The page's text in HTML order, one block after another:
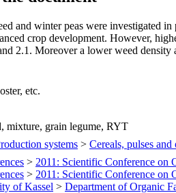
and winter peas were investigated
crop development. However,
2.1. Moreover a lower weed density
etc.
mixture, grain legume, RYT
systems > Cereals, pulses and
> 2011: Scientific Conference on
> 2011: Scientific Conference on
of Kassel > Department of Organic